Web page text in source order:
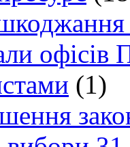
офісів
(1)